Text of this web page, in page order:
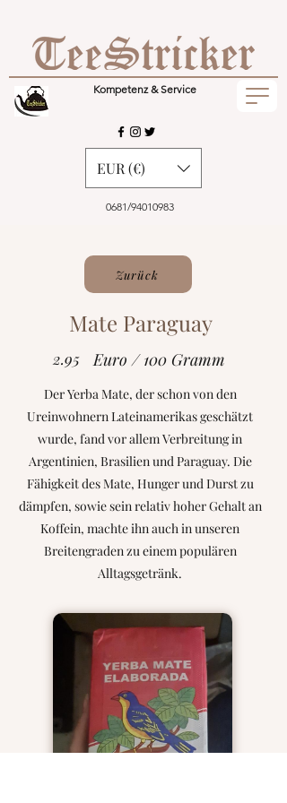
Kompetenz & Service
0681/94010983
EUR (€)
Zurück
Mate Paraguay
2.95 Euro / 100 Gramm
Der Yerba Mate, der schon von den
Ureinwohnern Lateinamerikas geschätzt
wurde, fand vor allem Verbreitung in
Argentinien, Brasilien und Paraguay. Die
Fähigkeit des Mate, Hunger und Durst zu
dämpfen, sowie sein relativ hoher Gehalt an
Koffein, machte ihn auch in unseren
Breitengraden zu einem populären
Alltagsgetränk.